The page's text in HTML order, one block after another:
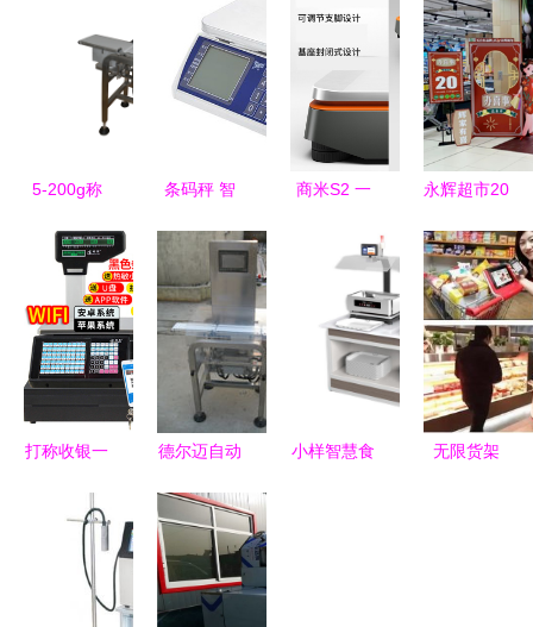
5-200g称
精准称量，
助力高效工
作与生活
条码秤 智
备在零售行
业的应用与
优势
商米S2 一
银解决方
案，助力水
果生鲜零售
高效运营
永辉超市20
潮市”快闪
登陆上海金
山万达，称
重设备零售
彰显服务创
新
打称收银一
设备零售新
纪元，赋能
智慧商业
德尔迈自动
站式精密称
重检测与分
选解决方案
小样智慧食
无限货架